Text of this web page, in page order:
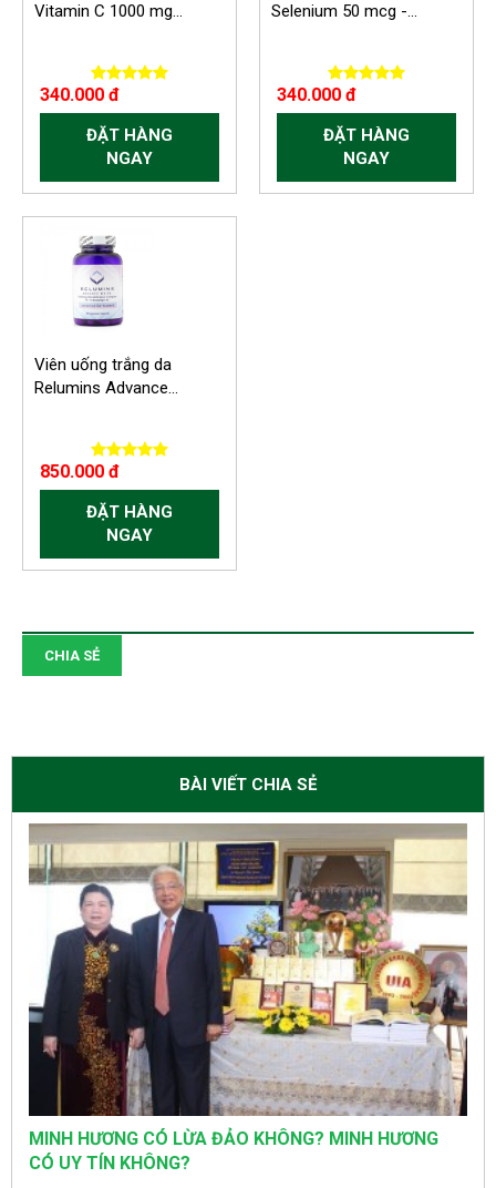
Vitamin C 1000 mg...
340.000 đ
ĐẶT HÀNG
NGAY
Selenium 50 mcg -...
340.000 đ
ĐẶT HÀNG
NGAY
Viên uống trắng da
Relumins Advance...
850.000 đ
ĐẶT HÀNG
NGAY
CHIA SẺ
BÀI VIẾT CHIA SẺ
MINH HƯƠNG CÓ LỪA ĐẢO KHÔNG? MINH HƯƠNG
CÓ UY TÍN KHÔNG?